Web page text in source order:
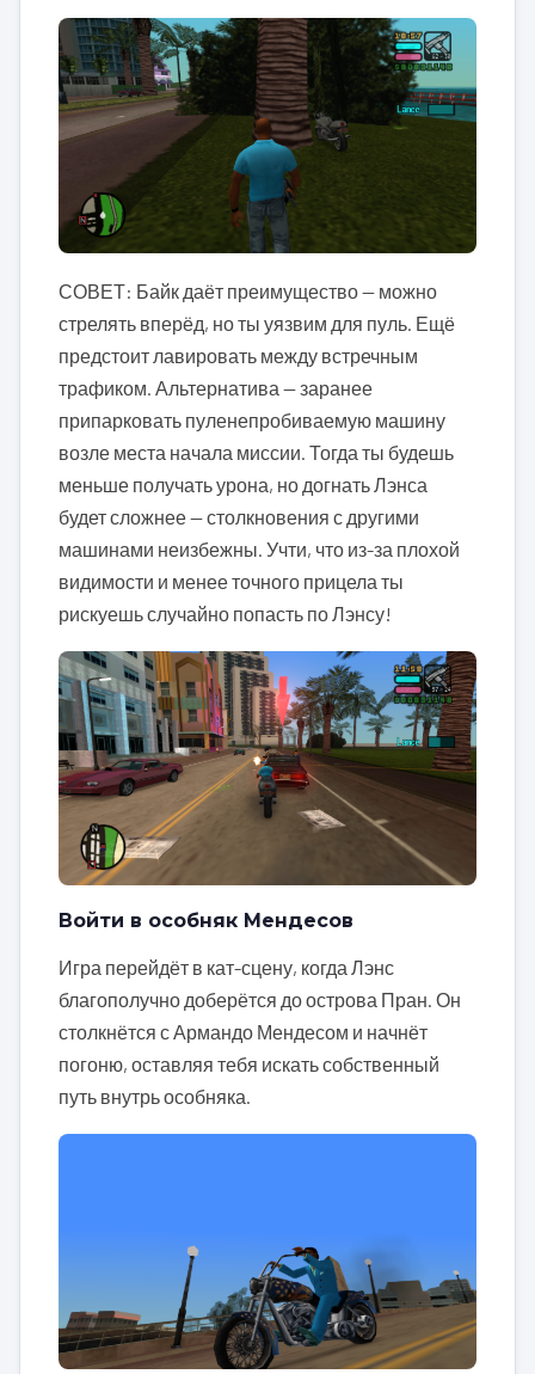
СОВЕТ: Байк даёт преимущество — можно
стрелять вперёд, но ты уязвим для пуль. Ещё
предстоит лавировать между встречным
трафиком. Альтернатива — заранее
припарковать пуленепробиваемую машину
возле места начала миссии. Тогда ты будешь
меньше получать урона, но догнать Лэнса
будет сложнее — столкновения с другими
машинами неизбежны. Учти, что из-за плохой
видимости и менее точного прицела ты
рискуешь случайно попасть по Лэнсу!
Войти в особняк Мендесов
Игра перейдёт в кат-сцену, когда Лэнс
благополучно доберётся до острова Пран. Он
столкнётся с Армандо Мендесом и начнёт
погоню, оставляя тебя искать собственный
путь внутрь особняка.